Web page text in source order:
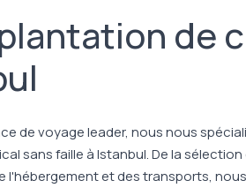
de
de voyage leader, nous nous
sans faille à Istanbul. De la
l'hébergement et des transports,